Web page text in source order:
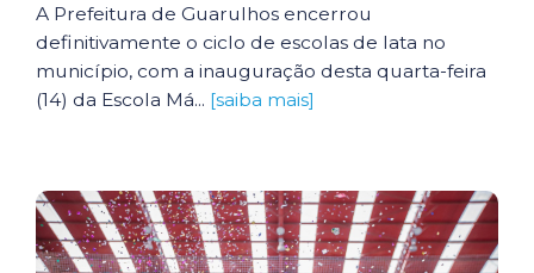
A Prefeitura de Guarulhos encerrou
definitivamente o ciclo de escolas de lata no
município, com a inauguração desta quarta-feira
(14) da Escola Má... [saiba mais]